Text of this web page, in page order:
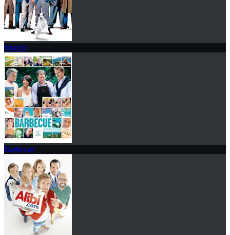
Snatch
Barbecue